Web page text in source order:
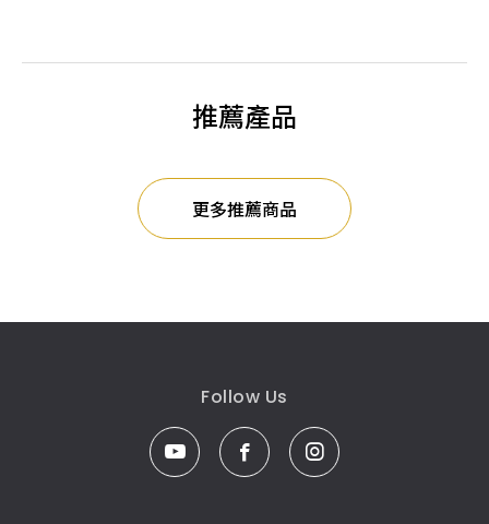
推薦產品
更多推薦商品
Follow Us